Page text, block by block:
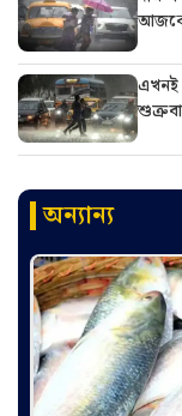
এখনই
অন্যান্য